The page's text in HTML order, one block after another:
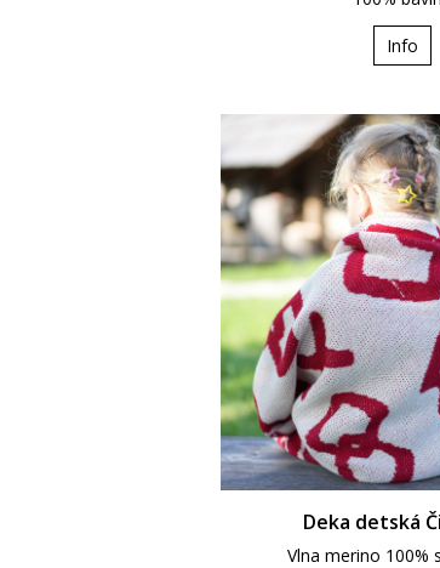
Info
Deka detská
Vlna merino 100%